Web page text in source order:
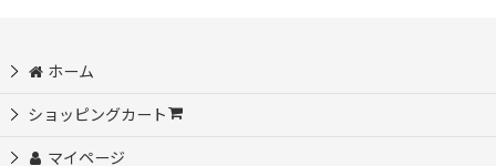
ホーム
ショッピングカート
マイページ